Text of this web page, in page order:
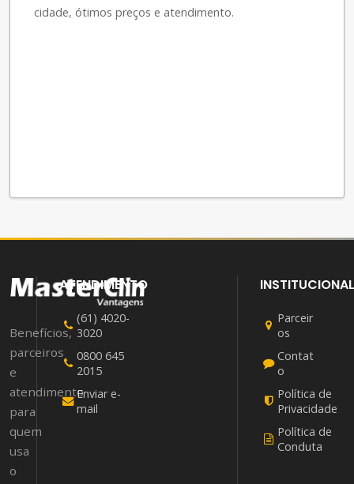
cidade, ótimos preços e atendimento.
Benefícios,
parceiros
e
atendimento
para
quem
usa
o
ATENDIMENTO
(61) 4020-
3020
0800 645
2015
Enviar e-
mail
INSTITUCIONAL
Parceir
os
Contat
o
Política de
Privacidade
Política de
Conduta